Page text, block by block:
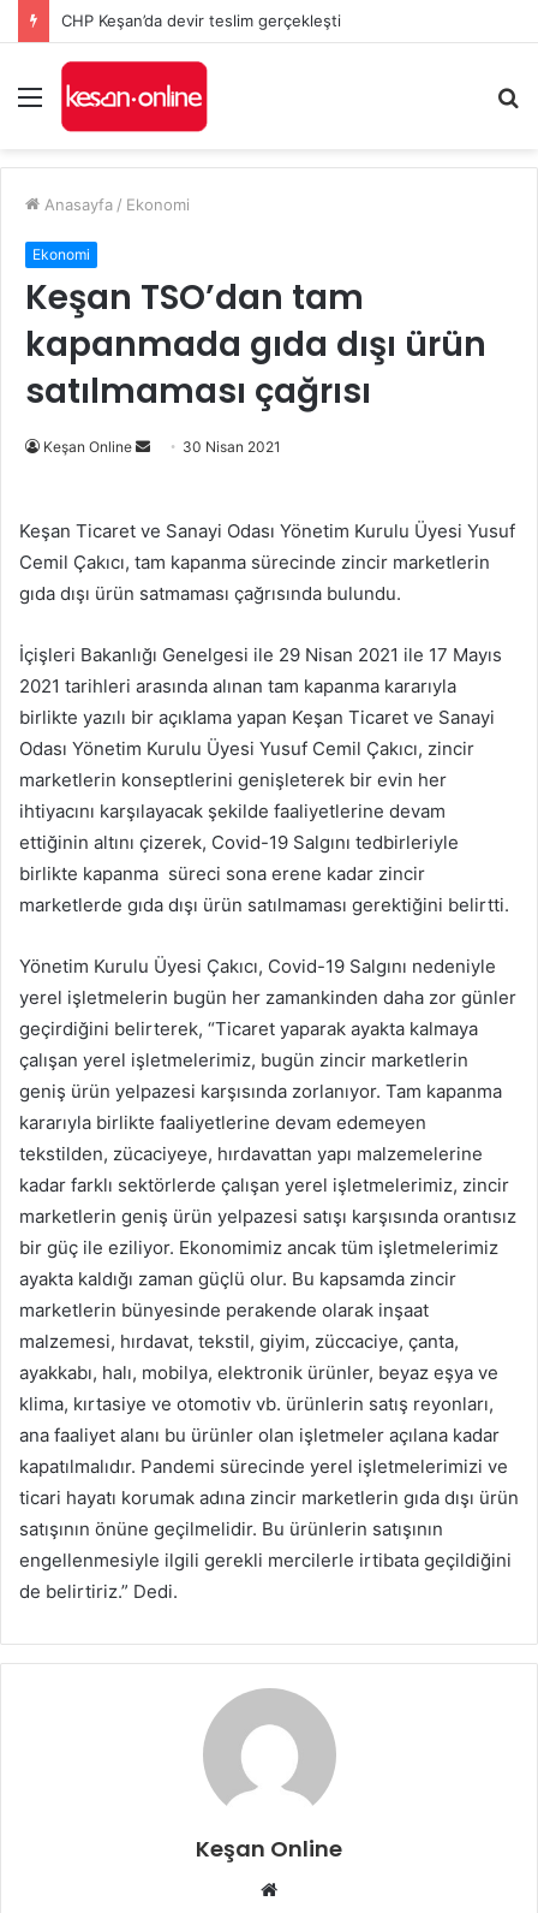
CHP Keşan’da devir teslim gerçekleşti
Menü
...
Anasayfa / Ekonomi
Ekonomi
Keşan TSO’dan tam
kapanmada gıda dışı ürün
satılmaması çağrısı
Keşan Online
Bir
göndermek
30 Nisan 2021
Keşan Ticaret ve Sanayi Odası Yönetim Kurulu Üyesi Yusuf
Cemil Çakıcı, tam kapanma sürecinde zincir marketlerin
gıda dışı ürün satmaması çağrısında bulundu.
İçişleri Bakanlığı Genelgesi ile 29 Nisan 2021 ile 17 Mayıs
2021 tarihleri arasında alınan tam kapanma kararıyla
birlikte yazılı bir açıklama yapan Keşan Ticaret ve Sanayi
Odası Yönetim Kurulu Üyesi Yusuf Cemil Çakıcı, zincir
marketlerin konseptlerini genişleterek bir evin her
ihtiyacını karşılayacak şekilde faaliyetlerine devam
ettiğinin altını çizerek, Covid-19 Salgını tedbirleriyle
birlikte kapanma süreci sona erene kadar zincir
marketlerde gıda dışı ürün satılmaması gerektiğini belirtti.
Yönetim Kurulu Üyesi Çakıcı, Covid-19 Salgını nedeniyle
yerel işletmelerin bugün her zamankinden daha zor günler
geçirdiğini belirterek, “Ticaret yaparak ayakta kalmaya
çalışan yerel işletmelerimiz, bugün zincir marketlerin
geniş ürün yelpazesi karşısında zorlanıyor. Tam kapanma
kararıyla birlikte faaliyetlerine devam edemeyen
tekstilden, zücaciyeye, hırdavattan yapı malzemelerine
kadar farklı sektörlerde çalışan yerel işletmelerimiz, zincir
marketlerin geniş ürün yelpazesi satışı karşısında orantısız
bir güç ile eziliyor. Ekonomimiz ancak tüm işletmelerimiz
ayakta kaldığı zaman güçlü olur. Bu kapsamda zincir
marketlerin bünyesinde perakende olarak inşaat
malzemesi, hırdavat, tekstil, giyim, züccaciye, çanta,
ayakkabı, halı, mobilya, elektronik ürünler, beyaz eşya ve
klima, kırtasiye ve otomotiv vb. ürünlerin satış reyonları,
ana faaliyet alanı bu ürünler olan işletmeler açılana kadar
kapatılmalıdır. Pandemi sürecinde yerel işletmelerimizi ve
ticari hayatı korumak adına zincir marketlerin gıda dışı ürün
satışının önüne geçilmelidir. Bu ürünlerin satışının
engellenmesiyle ilgili gerekli mercilerle irtibata geçildiğini
de belirtiriz.” Dedi.
Keşan Online
Web